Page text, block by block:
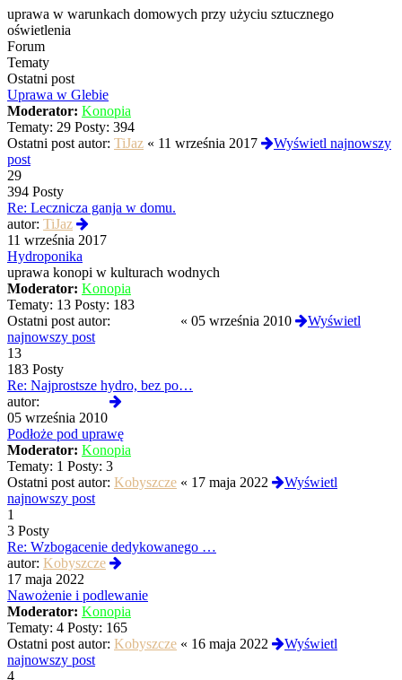
uprawa w warunkach domowych przy użyciu sztucznego
oświetlenia
Forum
Tematy
Ostatni post
Uprawa w Glebie
Moderator: Konopia
Tematy: 29 Posty: 394
Ostatni post autor: TiJaz « 11 września 2017
Wyświetl najnowszy
post
29
394 Posty
Re: Lecznicza ganja w domu.
autor: TiJaz
najnowszy
11 września 2017
Hydroponika
uprawa konopi w kulturach wodnych
Moderator: Konopia
Tematy: 13 Posty: 183
Ostatni post autor:
« 05 września 2010
Wyświetl
najnowszy post
13
183 Posty
Re: Najprostsze hydro, bez po…
autor:
post
05 września 2010
Podłoże pod uprawę
Moderator: Konopia
Tematy: 1 Posty: 3
Ostatni post autor: Kobyszcze « 17 maja 2022
Wyświetl
najnowszy post
1
3 Posty
Re: Wzbogacenie dedykowanego …
autor: Kobyszcze
post
17 maja 2022
Nawożenie i podlewanie
Moderator: Konopia
Tematy: 4 Posty: 165
Ostatni post autor: Kobyszcze « 16 maja 2022
Wyświetl
najnowszy post
4